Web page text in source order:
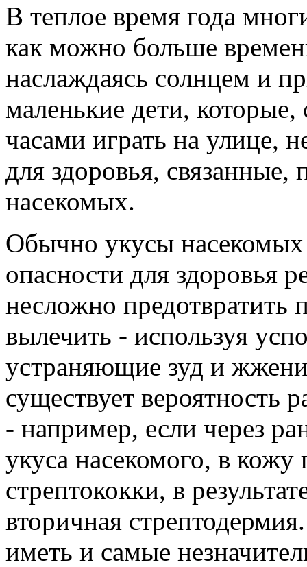
В теплое время года
как можно больше
наслаждаясь солнцем и
маленькие дети, которые,
часами играть на улице,
для здоровья,
насекомых.
Обычно укусы насекомых
опасности для здоровья
несложно
вылечить - используя
устраняющие зуд и
существует вероятность
- например, если через
укуса насекомого, в
стрептококки, в
вторичная
иметь и самые